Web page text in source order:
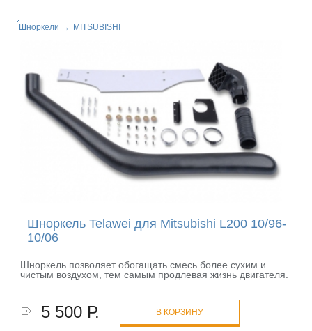
Шноркели → MITSUBISHI
Шноркель Telawei для Mitsubishi L200 10/96-
10/06
Шноркель позволяет обогащать смесь более сухим и
чистым воздухом, тем самым продлевая жизнь двигателя.
5 500 Р. В КОРЗИНУ